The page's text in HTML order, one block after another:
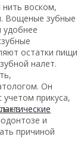
воском,
Вощеные зубные
удобнее
остатки пищи
налет.
Он
прикуса,
не
и
причиной